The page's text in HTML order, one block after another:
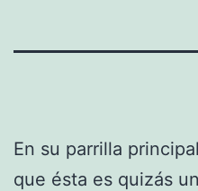
En su parrilla
que ésta es quizás